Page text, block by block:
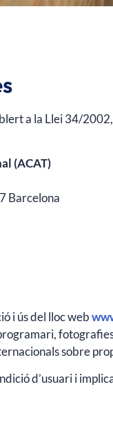
a la Llei 34/
(ACAT)
Barcelona
i ús del lloc web
sobre
d’usuari i